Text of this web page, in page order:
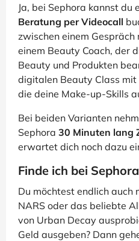
Ja, bei Sephora kannst du
Beratung per Videocall
zwischen einem Gespräch
einem Beauty Coach, der
Beauty und Produkten
digitalen Beauty Class mit
die deine Make-up-Skills
Bei beiden Varianten
Sephora 30 Minuten lang
erwartet dich noch dazu
Finde ich bei
Du möchtest endlich auch
NARS oder das beliebte
von Urban Decay
Geld ausgeben? Dann